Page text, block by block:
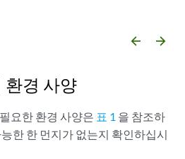
arrow_backward arrow_forward
경 사양
요한 환경 사양은 표 1 을 참조하
한 한 먼지가 없는지 확인하십시